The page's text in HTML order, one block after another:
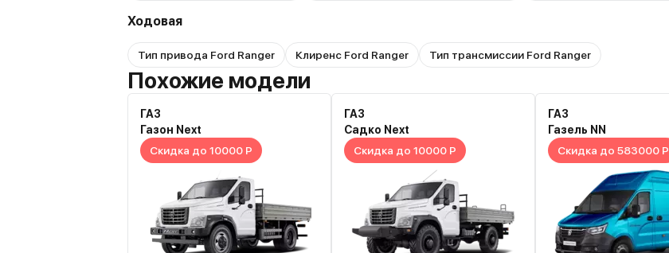
Ходовая
Тип привода Ford Ranger Клиренс Ford Ranger Тип трансмиссии Ford Ranger
Похожие модели
ГАЗ
Газон Next
Скидка до 10000 Р
ГАЗ
Садко Next
Скидка до 10000 Р
ГАЗ
Газель NN
Скидка до 583000 Р